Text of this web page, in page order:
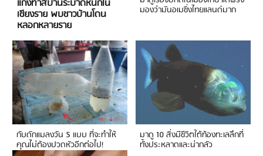
แก๊งทาสีบ้านระบาดหนักใน
เชียงราย พบชาวบ้านโดน
หลอกหลายราย
มองว่ามันอเมซิ่งไทยแลนด์มาก
กับดักแมลงวัน 5 แบบ ที่จะทำให้
คุณไม่ต้องปวดหัวอีกต่อไป!
มาดู 10 สิ่งมีชีวิตใต้ท้องทะเลลึกที่
ทั้งประหลาดและน่ากลัว